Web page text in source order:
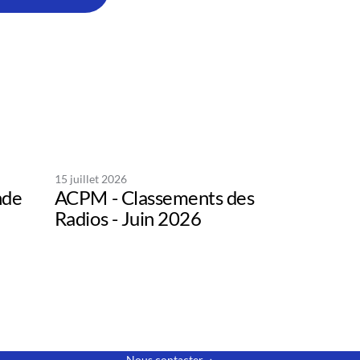
15 juillet 2026
ACPM - Classements des
Radios - Juin 2026